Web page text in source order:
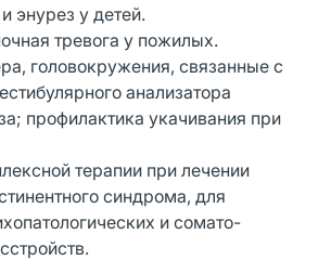
энурез у детей.
тревога у пожилых.
головокружения, связанные с
анализатора
профилактика укачивания при
терапии при лечении
синдрома, для
и сомато-